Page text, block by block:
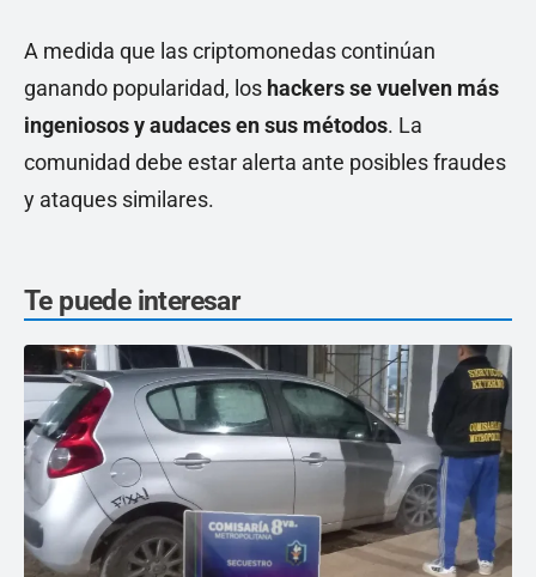
A medida que las criptomonedas continúan
ganando popularidad, los hackers se vuelven más
ingeniosos y audaces en sus métodos. La
comunidad debe estar alerta ante posibles fraudes
y ataques similares.
Te puede interesar